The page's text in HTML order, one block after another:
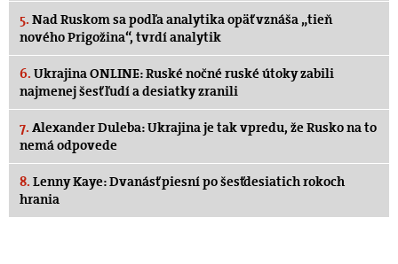
5. Nad Ruskom sa podľa analytika opäť vznáša „tieň
nového Prigožina“, tvrdí analytik
6. Ukrajina ONLINE: Ruské nočné ruské útoky zabili
najmenej šesť ľudí a desiatky zranili
7. Alexander Duleba: Ukrajina je tak vpredu, že Rusko na to
nemá odpovede
8. Lenny Kaye: Dvanásť piesní po šesťdesiatich rokoch
hrania